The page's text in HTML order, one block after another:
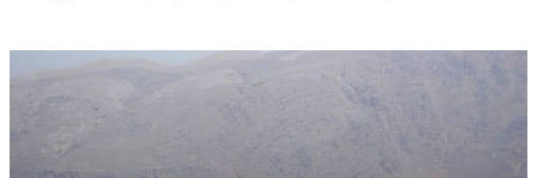
λίρες έναντι του ευρώ.